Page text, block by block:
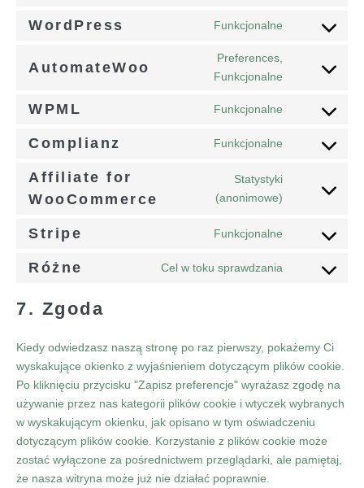
WordPress Funkcjonalne
AutomateWoo
Preferences,
Funkcjonalne
WPML Funkcjonalne
Complianz Funkcjonalne
Affiliate for
WooCommerce
Statystyki
(anonimowe)
Stripe Funkcjonalne
Różne Cel w toku sprawdzania
7. Zgoda
Kiedy odwiedzasz naszą stronę po raz pierwszy, pokażemy Ci
wyskakujące okienko z wyjaśnieniem dotyczącym plików cookie.
Po kliknięciu przycisku "Zapisz preferencje" wyrażasz zgodę na
używanie przez nas kategorii plików cookie i wtyczek wybranych
w wyskakującym okienku, jak opisano w tym oświadczeniu
dotyczącym plików cookie. Korzystanie z plików cookie może
zostać wyłączone za pośrednictwem przeglądarki, ale pamiętaj,
że nasza witryna może już nie działać poprawnie.